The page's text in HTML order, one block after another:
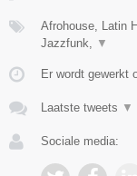
Afrohouse, Latin
Jazzfunk,
▼
Er wordt gewerkt
Laatste tweets ▼
Sociale media: